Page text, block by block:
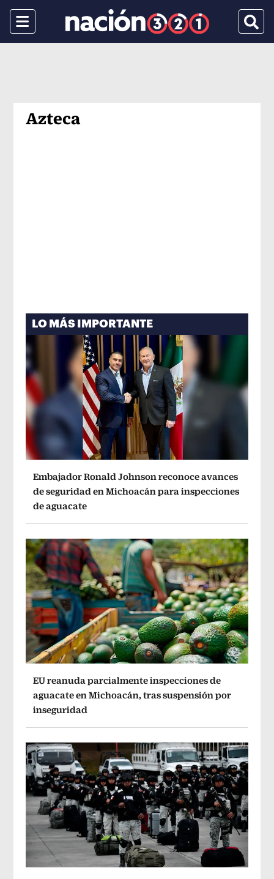
Menu
Azteca
LO MÁS IMPORTANTE
Embajador Ronald Johnson reconoce avances
de seguridad en Michoacán para inspecciones
de aguacate
EU reanuda parcialmente inspecciones de
aguacate en Michoacán, tras suspensión por
inseguridad